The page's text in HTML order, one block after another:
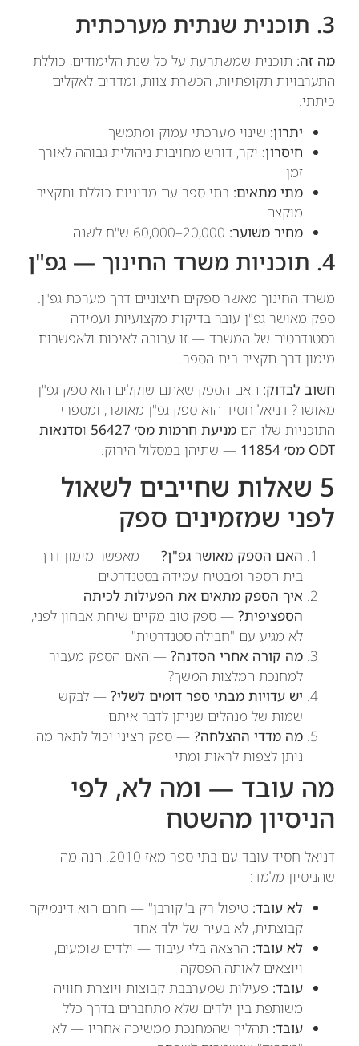
3. תוכנית שנתית מערכתית
מה זה: תוכנית שמשתרעת על כל שנת הלימודים, כוללת
התערבויות תקופתיות, הכשרת צוות, ומדדים לאקלים
כיתתי.
יתרון: שינוי מערכתי עמוק ומתמשך
חיסרון: יקר, דורש מחויבות ניהולית גבוהה לאורך
זמן
מתי מתאים: בתי ספר עם מדיניות כוללת ותקציב
מוקצה
מחיר משוער:
4. תוכניות משרד החינוך — גפ"ן
משרד החינוך מאשר ספקים חיצוניים דרך מערכת גפ"ן.
ספק מאושר גפ"ן עובר בדיקות מקצועיות ועמידה
בסטנדרטים של המשרד — זו ערובה לאיכות ולאפשרות
מימון דרך תקציב בית הספר.
חשוב לבדוק: האם הספק שאתם שוקלים הוא ספק גפ"ן
מאושר? דניאל חסיד הוא ספק גפ"ן מאושר, ומספרי
התוכניות שלו הם מניעת חרמות מס׳ 56427 וסדנאות
ODT מס׳ 11854
— שתיהן במסלול הירוק.
5 שאלות שחייבים לשאול
לפני שמזמינים ספק
האם הספק מאושר גפ"ן? — מאפשר מימון דרך
בית הספר ומבטיח עמידה בסטנדרטים
איך הספק מתאים את הפעילות לכיתה
הספציפית? — ספק טוב מקיים שיחת אבחון לפני,
לא מגיע עם "חבילה סטנדרטית"
מה קורה אחרי הסדנה? — האם הספק מעביר
למחנכת המלצות המשך?
יש עדויות מבתי ספר דומים לשלי? — לבקש
שמות של מנהלים שניתן לדבר איתם
מה מדדי ההצלחה? — ספק רציני יכול לתאר מה
ניתן לצפות לראות ומתי
מה עובד — ומה לא, לפי
הניסיון מהשטח
דניאל חסיד עובד עם בתי ספר מאז 2010. הנה מה
שהניסיון מלמד:
לא עובד: טיפול רק ב"קורבן" — חרם הוא דינמיקה
קבוצתית, לא בעיה של ילד אחד
לא עובד: הרצאה בלי עיבוד — ילדים שומעים,
ויוצאים לאותה הפסקה
עובד: פעילות שמערבבת קבוצות ויוצרת חוויה
משותפת בין ילדים שלא מתחברים בדרך כלל
עובד: תהליך שהמחנכת ממשיכה אחריו — לא